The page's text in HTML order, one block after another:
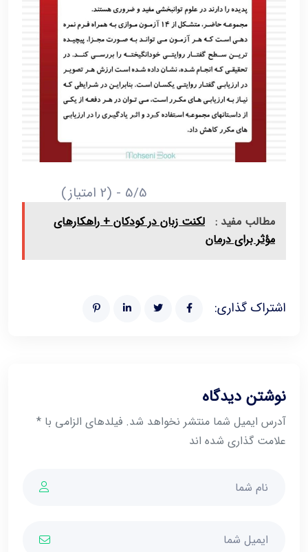
5/5 - (2 امتیاز)
مطالب مفید : لکنت زبان در کودکان + راهکارهای
مؤثر برای درمان
اشتراک گذاری:
نوشتن دیدگاه
آدرس ایمیل شما منتشر نخواهد شد. فیلدهای الزامی با *
علامت گذاری شده اند